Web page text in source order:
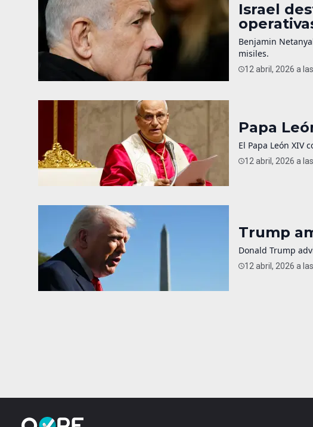
Israel
Benjamin
misiles.
12 abril, 2026 a
Papa
El Papa León XIV
12 abril, 2026 a
Trump
Donald Trump
12 abril, 2026 a